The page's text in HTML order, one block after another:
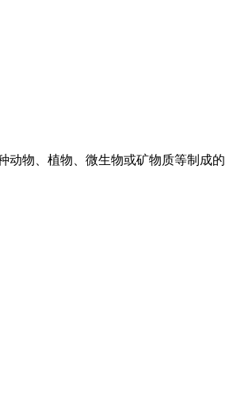
动物、植物、微生物或矿物质等制成的